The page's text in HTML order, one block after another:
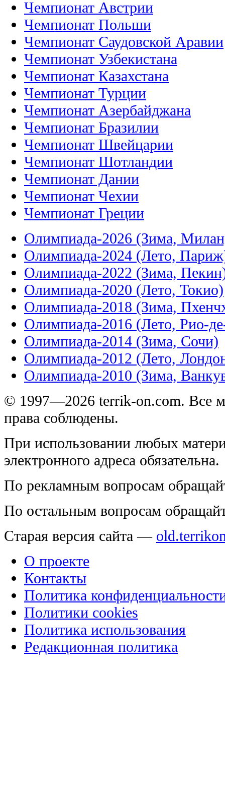
Чемпионат Австрии
Чемпионат Польши
Чемпионат Саудовской Аравии
Чемпионат Узбекистана
Чемпионат Казахстана
Чемпионат Турции
Чемпионат Азербайджана
Чемпионат Бразилии
Чемпионат Швейцарии
Чемпионат Шотландии
Чемпионат Дании
Чемпионат Чехии
Чемпионат Греции
Олимпиада-2026 (Зима,
Олимпиада-2024 (Лето,
Олимпиада-2022 (Зима,
Олимпиада-2020 (Лето, Токио)
Олимпиада-2018 (Зима,
Олимпиада-2016 (Лето, Рио-
Олимпиада-2014 (Зима, Сочи)
Олимпиада-2012 (Лето,
Олимпиада-2010 (Зима,
© 1997—2026 terrik-on.com. Все
права соблюдены.
При использовании любых
электронного адреса обязательна.
По рекламным вопросам
По остальным вопросам
Старая версия сайта —
О проекте
Контакты
Политика
Политики cookies
Политика использования
Редакционная политика